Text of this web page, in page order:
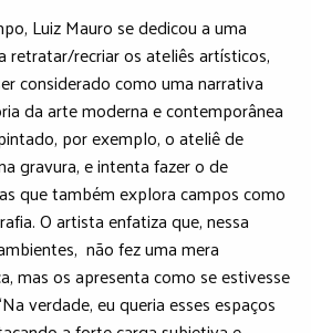
Luiz Mauro se dedicou a uma
retratar/recriar os ateliês artísticos,
considerado como uma narrativa
da arte moderna e contemporânea
por exemplo, o ateliê de
gravura, e intenta fazer o de
que também explora campos como
O artista enfatiza que, nessa
não fez uma mera
mas os apresenta como se estivesse
verdade, eu queria esses espaços